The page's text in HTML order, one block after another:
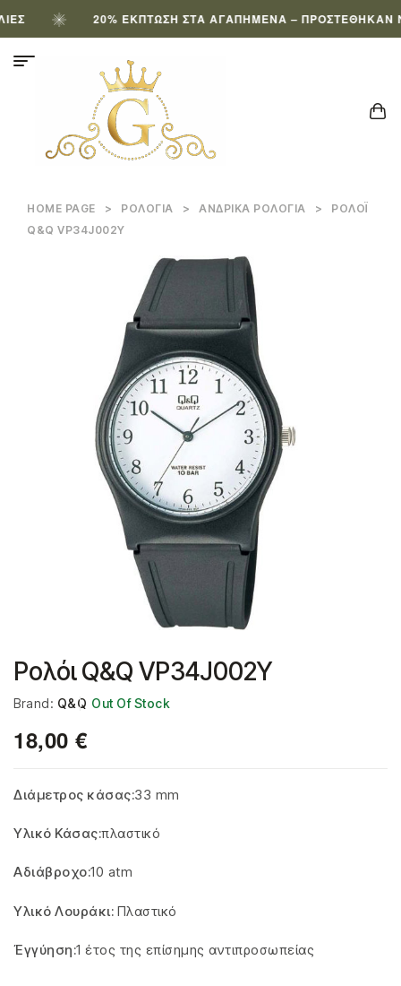
20% ΈΚΠΤΩΣΗ ΣΤΑ ΑΓΑΠΗΜΈΝΑ – ΠΡΟΣΤΈΘΗΚΑΝ
HOME PAGE > ΡΟΛΌΓΙΑ > ΑΝΔΡΙΚΆ ΡΟΛΌΓΙΑ >
ΡΟΛΌΙ
Q&Q VP34J002Y
Ρολόι Q&Q VP34J002Y
Brand: Q&Q Out Of Stock
18,00 €
Διάμετρος κάσας:33 mm
Υλικό Κάσας:πλαστικό
Αδιάβροχο:10 atm
Υλικό Λουράκι: Πλαστικό
Έγγύηση:1 έτος της επίσημης αντιπροσωπείας